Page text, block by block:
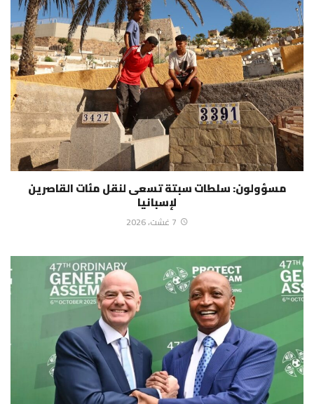
مسؤولون: سلطات سبتة تسعى لنقل مئات القاصرين
لإسبانيا
7 غشت، 2026